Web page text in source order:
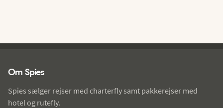
Om Spies
Spies sælger rejser med charterfly samt pakkerejser med
hotel og rutefly.